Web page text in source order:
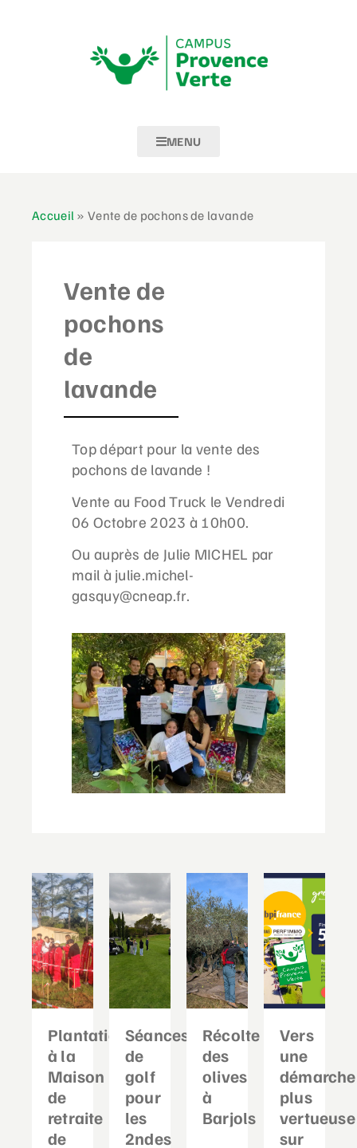
MENU
Accueil »Vente de pochons de lavande
Vente de
pochons
de
lavande
Top départ pour la vente des
pochons de lavande !
Vente au Food Truck le Vendredi
06 Octobre 2023 à 10h00.
Ou auprès de Julie MICHEL par
mail à julie.michel-
gasquy@cneap.fr.
Plantation
à la
Maison
de
retraite
de
Séances
de
golf
pour
les
2ndes
Récolte
des
olives
à
Barjols
Vers
une
démarche
plus
vertueuse
sur